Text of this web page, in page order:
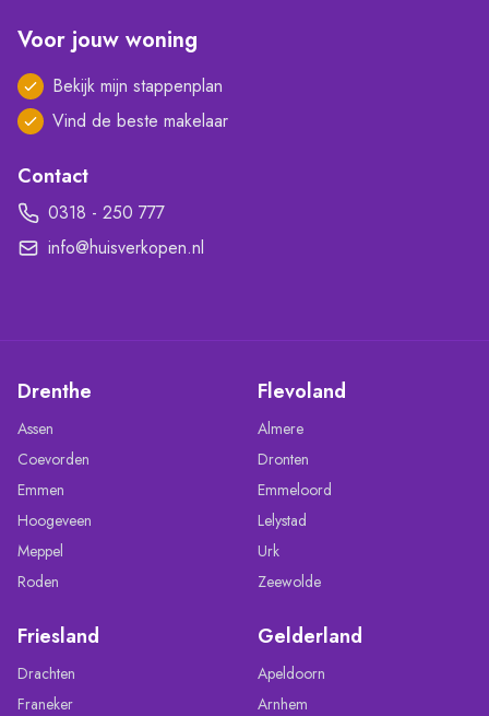
Voor jouw woning
Bekijk mijn stappenplan
Vind de beste makelaar
Contact
0318 - 250 777
info@huisverkopen.nl
Drenthe
Assen
Coevorden
Emmen
Hoogeveen
Meppel
Roden
Flevoland
Almere
Dronten
Emmeloord
Lelystad
Urk
Zeewolde
Friesland
Drachten
Franeker
Gelderland
Apeldoorn
Arnhem